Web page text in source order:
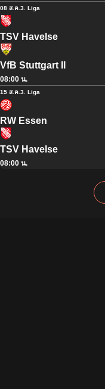
08 ส.ค. 3. Liga
TSV Havelse
VfB Stuttgart II
08:00 น.
15 ส.ค. 3. Liga
RW Essen
TSV Havelse
08:00 น.